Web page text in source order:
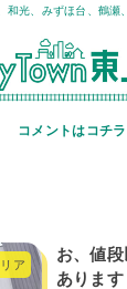
和光、みずほ台、鶴瀬
コメントはコチラ
ア
お、値
ありま